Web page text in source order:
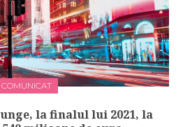
COMUNICAT
la finalul lui 2021, la